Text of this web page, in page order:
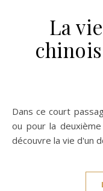
La
Dans ce court passage, je vais vous parler de ce moment
ou pour la
découvre la vie d'un